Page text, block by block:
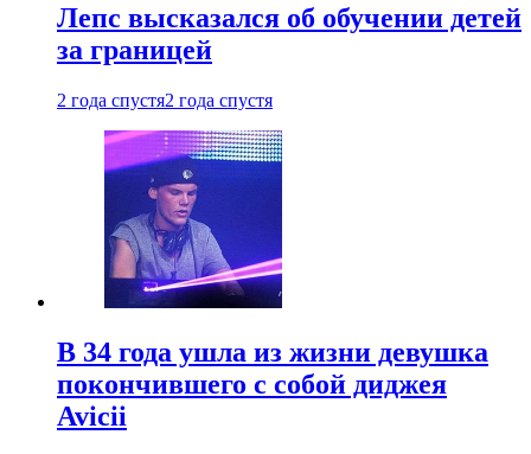
Лепс высказался об обучении детей
за границей
2 года спустя2 года спустя
В 34 года ушла из жизни девушка
покончившего с собой диджея
Avicii